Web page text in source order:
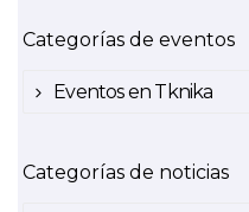
Categorías de eventos
Eventos en Tknika
Categorías de noticias